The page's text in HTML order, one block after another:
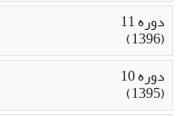
دوره 11
(1396)
دوره 10
(1395)